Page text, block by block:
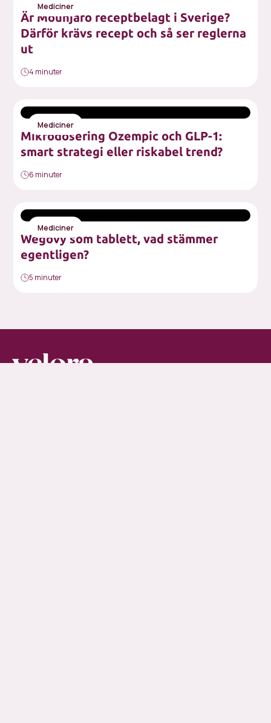
Mediciner
Är Mounjaro receptbelagt i Sverige?
Därför krävs recept och så ser reglerna
ut
4 minuter
Mediciner
Mikrodosering Ozempic och GLP-1:
smart strategi eller riskabel trend?
6 minuter
Mediciner
Wegovy som tablett, vad stämmer
egentligen?
5 minuter